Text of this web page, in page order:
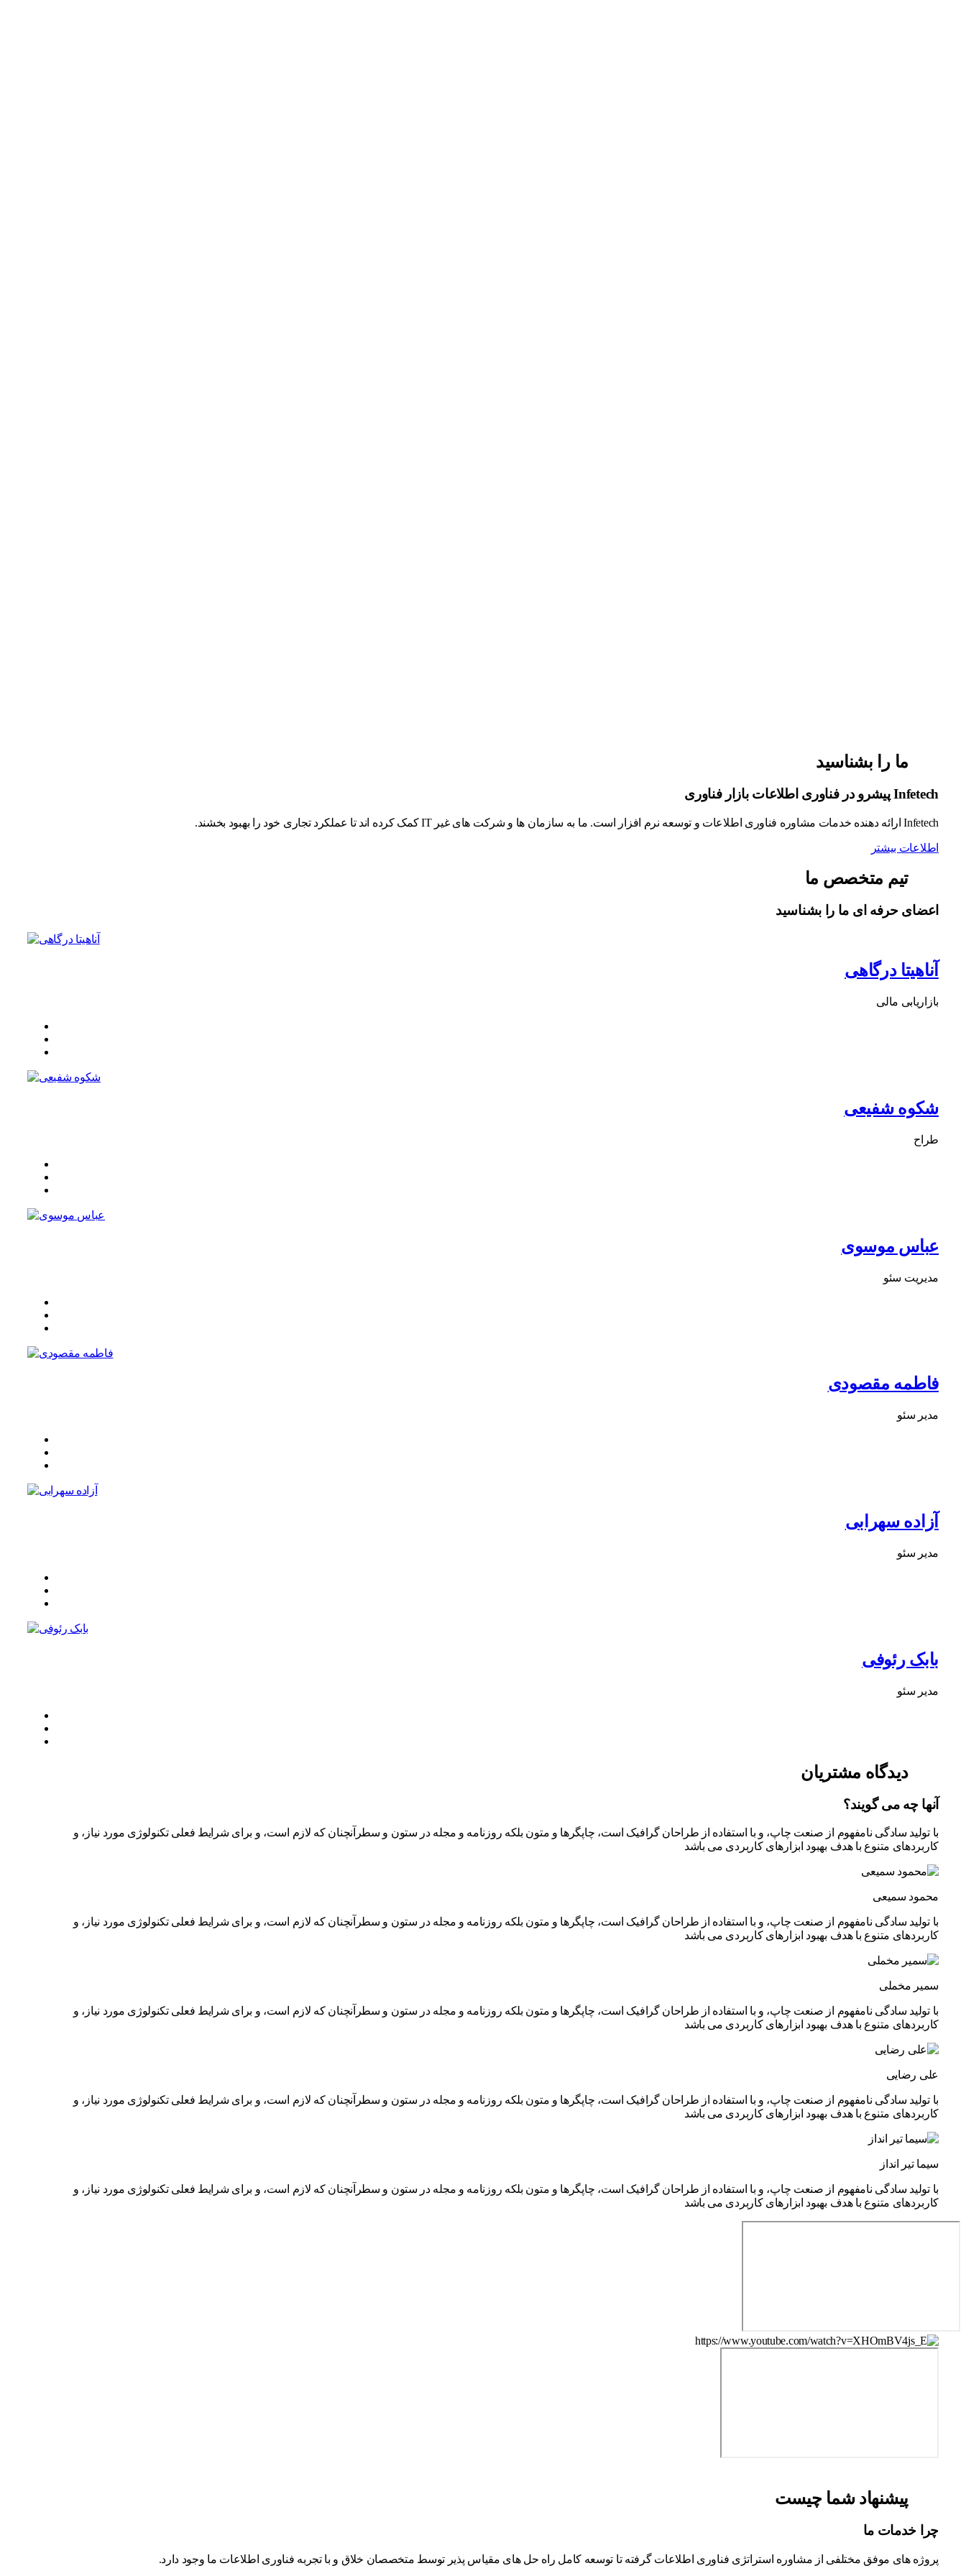
ما را بشناسید
Infetech پیشرو در فناوری اطلاعات بازار فناوری
Infetech ارائه دهنده خدمات مشاوره فناوری اطلاعات و توسعه نرم افزار است. ما به سازمان ها و شرکت های غیر IT کمک کرده اند تا عملکرد تجاری خود را بهبود بخشند.
اطلاعات بیشتر
تیم متخصص ما
اعضای حرفه ای ما را بشناسید
آناهیتا درگاهی
بازاریابی مالی
شکوه شفیعی
طراح
عباس موسوی
مدیریت سئو
فاطمه مقصودی
مدیر سئو
آزاده سهرابی
مدیر سئو
بابک رئوفی
مدیر سئو
دیدگاه مشتریان
آنها چه می گویند؟
با تولید سادگی نامفهوم از صنعت چاپ، و با استفاده از طراحان گرافیک است، چاپگرها و متون بلکه روزنامه و مجله در ستون و سطرآنچنان که لازم است، و برای شرایط فعلی تکنولوژی مورد نیاز، و
کاربردهای متنوع با هدف بهبود ابزارهای کاربردی می باشد
محمود سمیعی
با تولید سادگی نامفهوم از صنعت چاپ، و با استفاده از طراحان گرافیک است، چاپگرها و متون بلکه روزنامه و مجله در ستون و سطرآنچنان که لازم است، و برای شرایط فعلی تکنولوژی مورد نیاز، و
کاربردهای متنوع با هدف بهبود ابزارهای کاربردی می باشد
سمیر مخملی
با تولید سادگی نامفهوم از صنعت چاپ، و با استفاده از طراحان گرافیک است، چاپگرها و متون بلکه روزنامه و مجله در ستون و سطرآنچنان که لازم است، و برای شرایط فعلی تکنولوژی مورد نیاز، و
کاربردهای متنوع با هدف بهبود ابزارهای کاربردی می باشد
علی رضایی
با تولید سادگی نامفهوم از صنعت چاپ، و با استفاده از طراحان گرافیک است، چاپگرها و متون بلکه روزنامه و مجله در ستون و سطرآنچنان که لازم است، و برای شرایط فعلی تکنولوژی مورد نیاز، و
کاربردهای متنوع با هدف بهبود ابزارهای کاربردی می باشد
سیما تیر انداز
با تولید سادگی نامفهوم از صنعت چاپ، و با استفاده از طراحان گرافیک است، چاپگرها و متون بلکه روزنامه و مجله در ستون و سطرآنچنان که لازم است، و برای شرایط فعلی تکنولوژی مورد نیاز، و
کاربردهای متنوع با هدف بهبود ابزارهای کاربردی می باشد
پیشنهاد شما چیست
چرا خدمات ما
پروژه های موفق مختلفی از مشاوره استراتژی فناوری اطلاعات گرفته تا توسعه کامل راه حل های مقیاس پذیر توسط متخصصان خلاق و با تجربه فناوری اطلاعات ما وجود دارد.